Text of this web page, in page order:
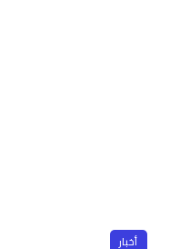
أخبار